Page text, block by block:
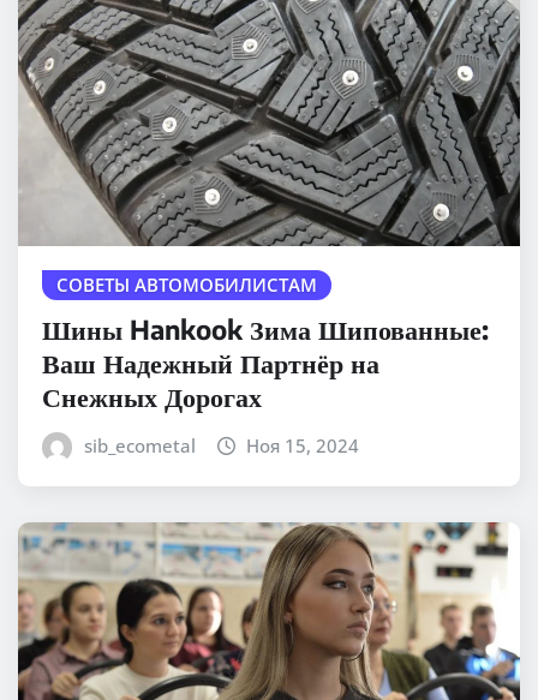
СОВЕТЫ АВТОМОБИЛИСТАМ
Шины Hankook Зима Шипованные:
Ваш Надежный Партнёр на
Снежных Дорогах
sib_ecometal Ноя 15, 2024